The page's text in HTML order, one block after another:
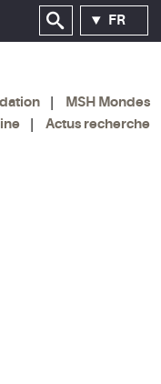
FR
MSH Mondes
Actus recherche